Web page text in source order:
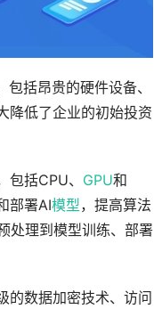
括昂贵的硬件设备、
降低了企业的初始投资
括CPU、 GPU和
部署AI模型，提高算法
处理到模型训练、部署
的数据加密技术、访问